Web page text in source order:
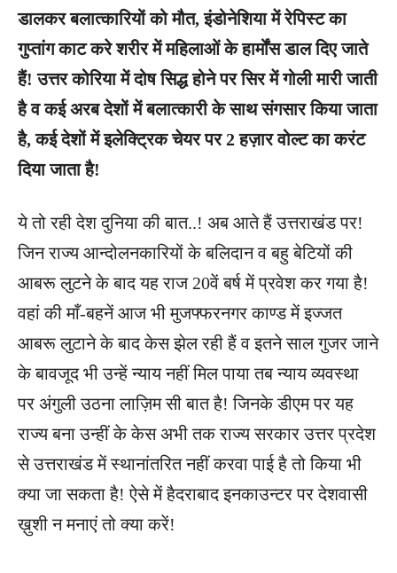
डालकर बलात्कारियों को मौत, इंडोनेशिया में रेपिस्ट का
गुप्तांग काट करे शरीर में महिलाओं के हार्मोंस डाल दिए जाते
हैं! उत्तर कोरिया में दोष सिद्ध होने पर सिर में गोली मारी जाती
है व कई अरब देशों में बलात्कारी के साथ संगसार किया जाता
है, कई देशों में इलेक्ट्रिक चेयर पर 2 हज़ार वोल्ट का करंट
दिया जाता है!
ये तो रही देश दुनिया की बात..! अब आते हैं उत्तराखंड पर!
जिन राज्य आन्दोलनकारियों के बलिदान व बहु बेटियों की
आबरू लुटने के बाद यह राज 20वें बर्ष में प्रवेश कर गया है!
वहां की माँ-बहनें आज भी मुजफ्फरनगर काण्ड में इज्जत
आबरू लुटाने के बाद केस झेल रही हैं व इतने साल गुजर जाने
के बावजूद भी उन्हें न्याय नहीं मिल पाया तब न्याय व्यवस्था
पर अंगुली उठना लाज़िम सी बात है! जिनके डीएम पर यह
राज्य बना उन्हीं के केस अभी तक राज्य सरकार उत्तर प्रदेश
से उत्तराखंड में स्थानांतरित नहीं करवा पाई है तो किया भी
क्या जा सकता है! ऐसे में हैदराबाद इनकाउन्टर पर देशवासी
ख़ुशी न मनाएं तो क्या करें!